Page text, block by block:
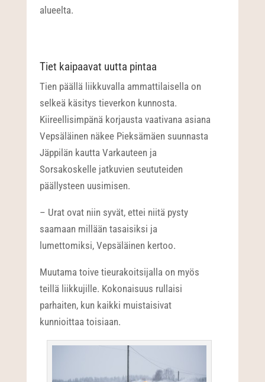
alueelta.
Tiet kaipaavat uutta pintaa
Tien päällä liikkuvalla ammattilaisella on
selkeä käsitys tieverkon kunnosta.
Kiireellisimpänä korjausta vaativana asiana
Vepsäläinen näkee Pieksämäen suunnasta
Jäppilän kautta Varkauteen ja
Sorsakoskelle jatkuvien seututeiden
päällysteen uusimisen.
– Urat ovat niin syvät, ettei niitä pysty
saamaan millään tasaisiksi ja
lumettomiksi, Vepsäläinen kertoo.
Muutama toive tieurakoitsijalla on myös
teillä liikkujille. Kokonaisuus rullaisi
parhaiten, kun kaikki muistaisivat
kunnioittaa toisiaan.